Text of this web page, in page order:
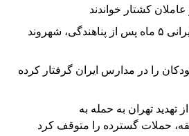
عاملان کشتار خواندند
دو فوتبالیست زن ایرانی ۵ ماه پس از پناهندگی، شهروند
را در مدارس ایران گرفتار کرده
تهدید تهران به حمله به
حملات گسترده را متوقف کرد